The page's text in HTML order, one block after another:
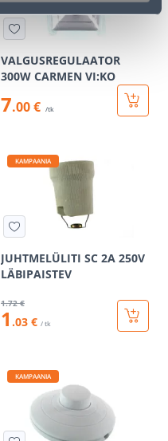
VALGUSREGULAATOR
300W CARMEN VI:KO
7.00 € /tk
KAMPAANIA
JUHTMELÜLITI SC 2A 250V
LÄBIPAISTEV
1.72 €
1 .03 € / tk
KAMPAANIA